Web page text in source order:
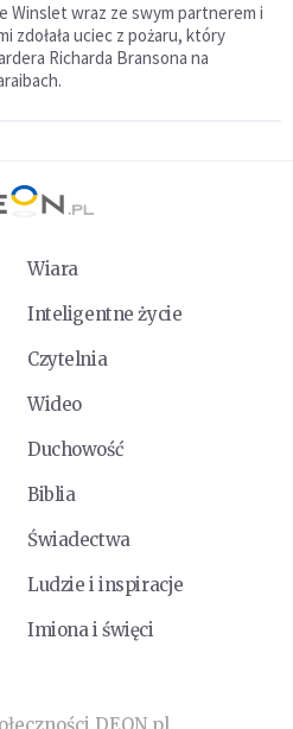
Winslet wraz ze swym partnerem i
zdołała uciec z pożaru, który
Richarda Bransona na
Wiara
Inteligentne życie
Czytelnia
Wideo
Duchowość
Biblia
Świadectwa
Ludzie i inspiracje
Imiona i święci